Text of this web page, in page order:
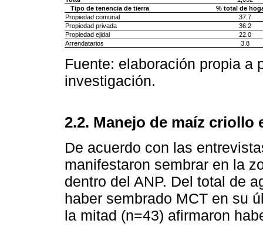
Tipo de tenencia de tierra
% total de
Propiedad comunal
37.7
Propiedad privada
36.2
Propiedad ejidal
22.0
Arrendatarios
3.8
Fuente: elaboración propia a
investigación.
2.2. Manejo de maíz criollo
De acuerdo con las
manifestaron sembrar en la
dentro del ANP. Del total de
haber sembrado MCT en su
la mitad (n=43) afirmaron